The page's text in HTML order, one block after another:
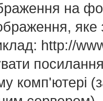
на
яке
http://
комп'ютері